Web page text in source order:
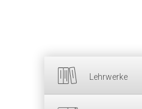
Lehrwerke